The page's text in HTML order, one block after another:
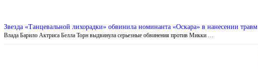
Звезда «Танцевальной лихорадки» обвинила номинанта «Оскара» в нанесении травм
Влада Барило Актриса Белла Торн выдвинула серьезные обвинения против Микки …